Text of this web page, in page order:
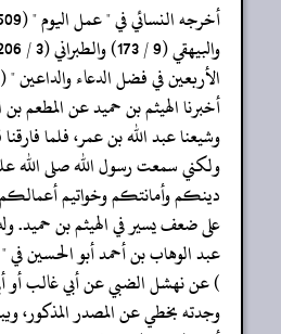
‏‏‏‏أخرجه النسائي في " عمل اليوم " (509) وابن حبان (2376 - الموارد)
‏‏‏‏والبيهقي (9 / 173) والطبراني (3 / 206 / 2) وعلي بن المفضل المقدسي في "
‏‏‏‏الأربعين في فضل الدعاء والداعين " (5 / 250 / 1) عن محمد بن عائذ الدمشقي:
‏‏‏‏أخبرنا الهيثم بن حميد عن المطعم
‏‏‏‏وشيعنا عبد الله بن عمر، فلما
‏‏‏‏ولكني سمعت رسول الله صلى الله
‏‏‏‏دينكم وأمانتكم وخواتيم
‏‏‏‏على ضعف يسير في الهيثم بن
‏‏‏‏عبد الوهاب بن أحمد أبو الحسين في "
‏‏‏‏) عن نهشل الضبي عن أبي غالب أو
‏‏‏‏وجدته بخطي عن المصدر المذكور،